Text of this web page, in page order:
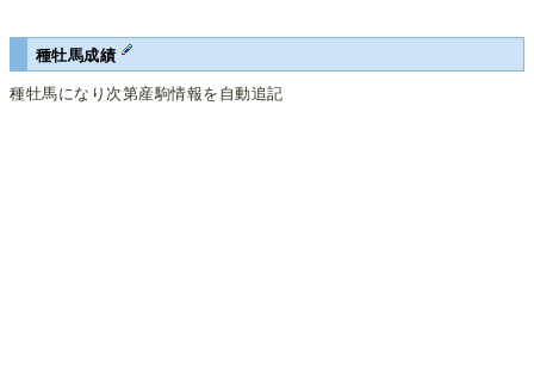
種牡馬成績
種牡馬になり次第産駒情報を自動追記